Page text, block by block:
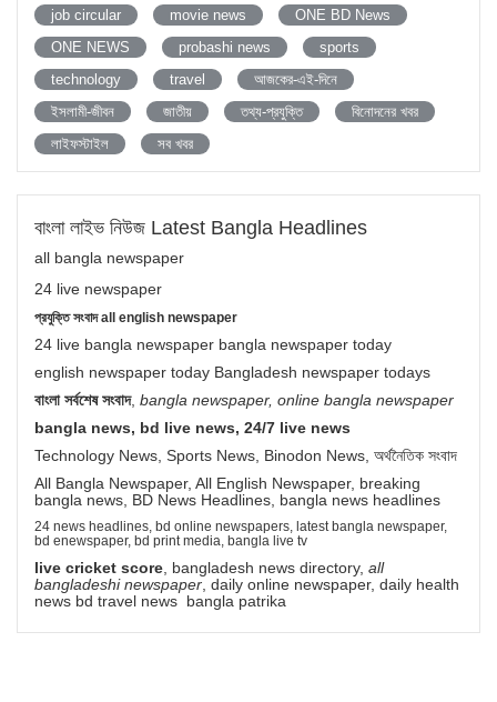
job circular
movie news
ONE BD News
ONE NEWS
probashi news
sports
technology
travel
আজকের-এই-দিনে
ইসলামী-জীবন
জাতীয় তথ্য-প্রযুক্তি
বিনোদনের খবর
লাইফস্টাইল
সব খবর
বাংলা লাইভ নিউজ Latest Bangla Headlines
all bangla newspaper
24 live newspaper
প্রযুক্তি সংবাদ all english newspaper
24 live bangla newspaper bangla newspaper today
english newspaper today Bangladesh newspaper todays
বাংলা সর্বশেষ সংবাদ, bangla newspaper, online bangla newspaper
bangla news, bd live news, 24/7 live news
Technology News, Sports News, Binodon News, অর্থনৈতিক সংবাদ
All Bangla Newspaper, All English Newspaper, breaking
bangla news, BD News Headlines, bangla news headlines
24 news headlines, bd online newspapers, latest bangla newspaper,
bd enewspaper, bd print media, bangla live tv
live cricket score, bangladesh news directory, all
bangladeshi newspaper, daily online newspaper, daily health
news bd travel news bangla patrika